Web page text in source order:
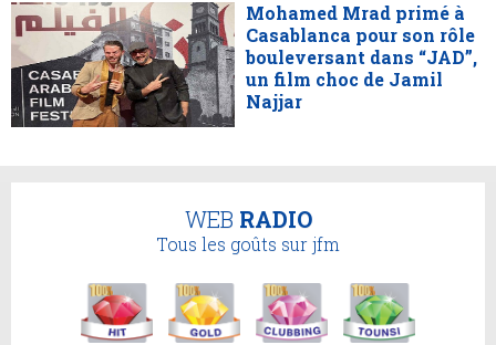
Mohamed Mrad primé à
Casablanca pour son rôle
bouleversant dans “JAD”,
un film choc de Jamil
Najjar
WEB RADIO
Tous les goûts sur jfm